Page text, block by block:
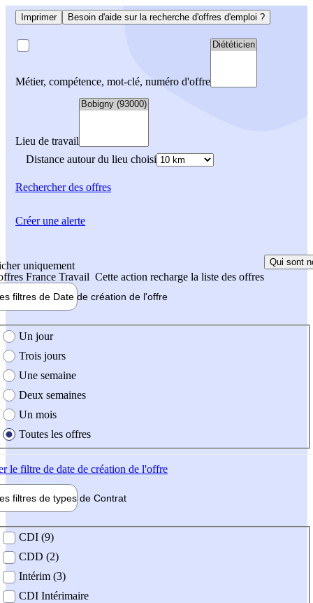
Imprimer Besoin d'aide sur la recherche d'offres d'emploi ?
Métier, compétence, mot-clé, numéro d'offre
Lieu de travail
Distance autour du lieu choisi
Rechercherdes offres
uniquement
France Travail Cette action recharge la liste des offres
Qui sont
filtres de Date de création de l'offre
création de l'offre
Un jour
Trois jours
Une semaine
Deux semaines
Un mois
Toutes les offres
le filtre de date de création de l'offre
filtres de types de Contrat
contrat
CDI (9)
CDD (2)
Intérim (3)
CDI Intérimaire
Créer une alerte